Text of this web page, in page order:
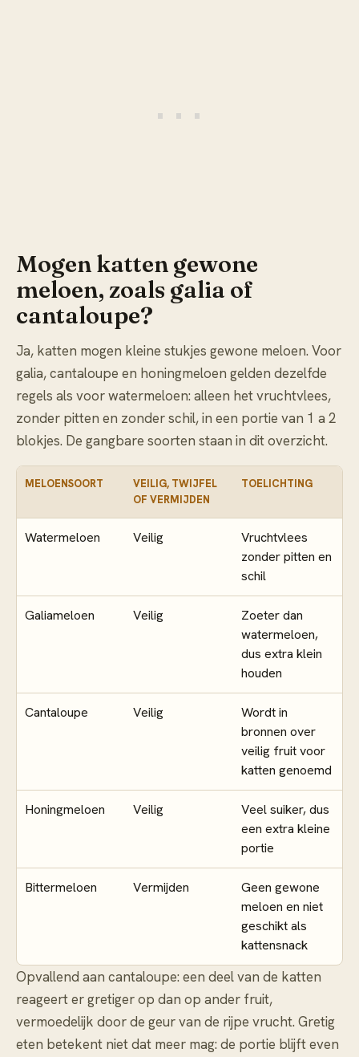
Mogen katten gewone
meloen, zoals galia of
cantaloupe?
Ja, katten mogen kleine stukjes gewone meloen. Voor
galia, cantaloupe en honingmeloen gelden dezelfde
regels als voor watermeloen: alleen het vruchtvlees,
zonder pitten en zonder schil, in een portie van 1 a 2
blokjes. De gangbare soorten staan in dit overzicht.
MELOENSOORT
VEILIG, TWIJFEL
OF VERMIJDEN
TOELICHTING
Watermeloen Veilig
Vruchtvlees
zonder pitten en
schil
Galiameloen Veilig
Zoeter dan
watermeloen,
dus extra klein
houden
Cantaloupe Veilig
Wordt in
bronnen over
veilig fruit voor
katten genoemd
Honingmeloen Veilig
Veel suiker, dus
een extra kleine
portie
Bittermeloen Vermijden
Geen gewone
meloen en niet
geschikt als
kattensnack
Opvallend aan cantaloupe: een deel van de katten
reageert er gretiger op dan op ander fruit,
vermoedelijk door de geur van de rijpe vrucht. Gretig
eten betekent niet dat meer mag: de portie blijft even